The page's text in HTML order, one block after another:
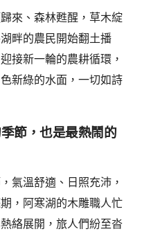
來、森林甦醒，草木綻
畔的農民開始翻土播
接新一輪的農耕循環，
新綠的水面，一切如詩
節，也是最熱鬧的
氣溫舒適、日照充沛，
，阿寒湖的木雕職人忙
絡展開，旅人們紛至沓